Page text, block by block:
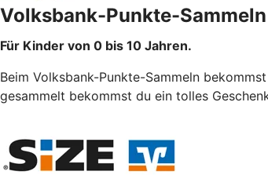
Volksbank-Punkte-Sammeln
Für Kinder von 0 bis 10 Jahren.
Beim Volksbank-Punkte-Sammeln
gesammelt bekommst du ein tolles